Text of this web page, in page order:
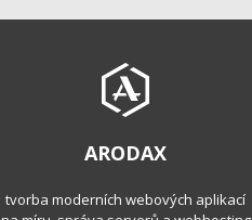
ARODAX
tvorba moderních webových aplikací